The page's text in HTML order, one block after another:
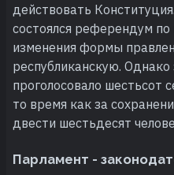
действовать
состоялся референдум
изменения формы
республиканскую.
проголосовало шестьсот
то время как за
двести шестьдесят
Парламент -